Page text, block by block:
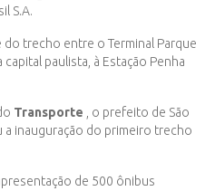
S.A.
trecho entre o Terminal Parque
paulista, à Estação Penha
Transporte , o prefeito de São
a inauguração do primeiro trecho
de 500 ônibus